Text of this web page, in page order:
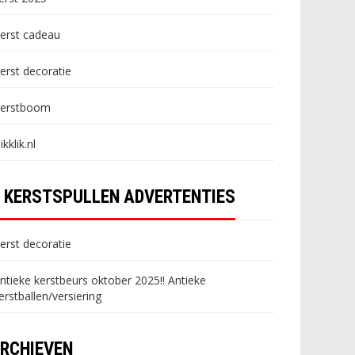
cadeau
decoratie
KERSTSPULLEN ADVERTENTIES
decoratie
kerstbeurs oktober 2025!! Antieke
versiering